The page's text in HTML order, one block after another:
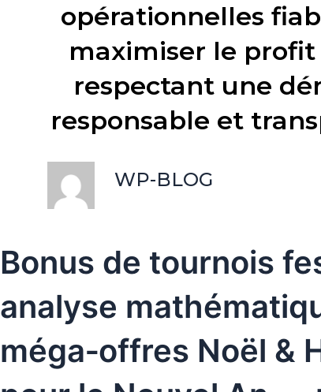
opérationnelles
maximiser le
respectant une
responsable et
WP-BLOG
Bonus de tournois
analyse
méga‑offres Noël &